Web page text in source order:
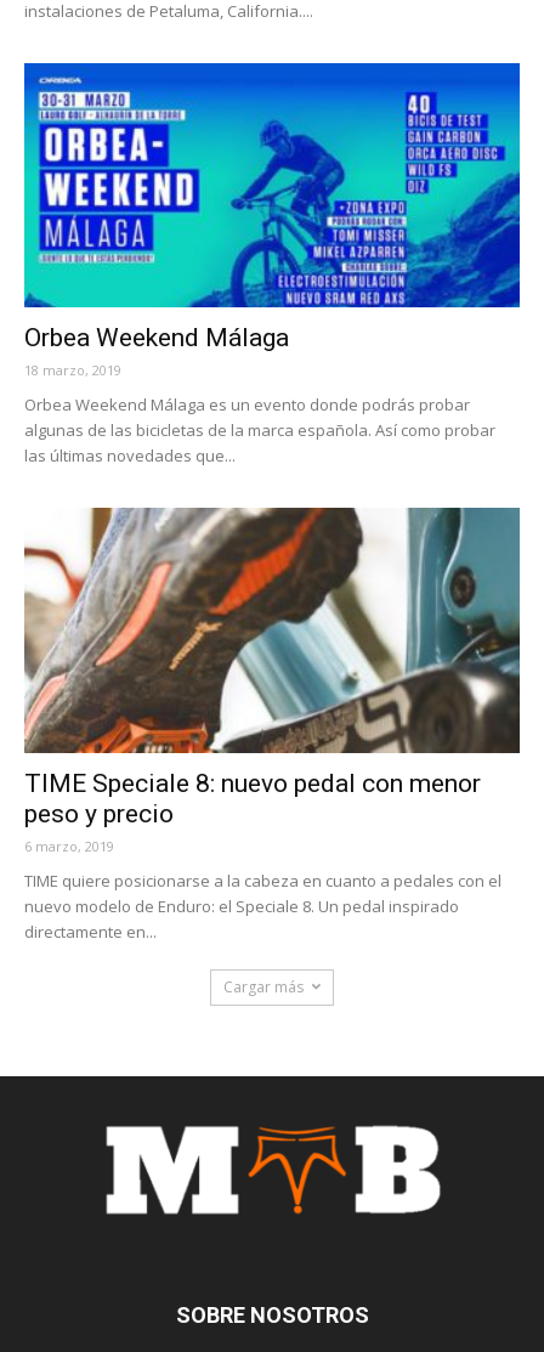
instalaciones de Petaluma, California....
Orbea Weekend Málaga
18 marzo, 2019
Orbea Weekend Málaga es un evento donde podrás probar
algunas de las bicicletas de la marca española. Así como probar
las últimas novedades que...
TIME Speciale 8: nuevo pedal con menor
peso y precio
6 marzo, 2019
TIME quiere posicionarse a la cabeza en cuanto a pedales con el
nuevo modelo de Enduro: el Speciale 8. Un pedal inspirado
directamente en...
Cargar más
SOBRE NOSOTROS